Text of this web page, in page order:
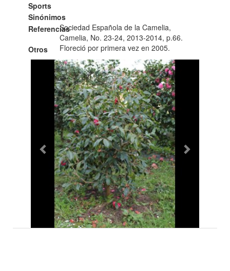
Sports
Sinónimos
ReferenciasSociedad Española de la Camelia,
Camelia, No. 23-24, 2013-2014, p.66.
Otros
Floreció por primera vez en 2005.